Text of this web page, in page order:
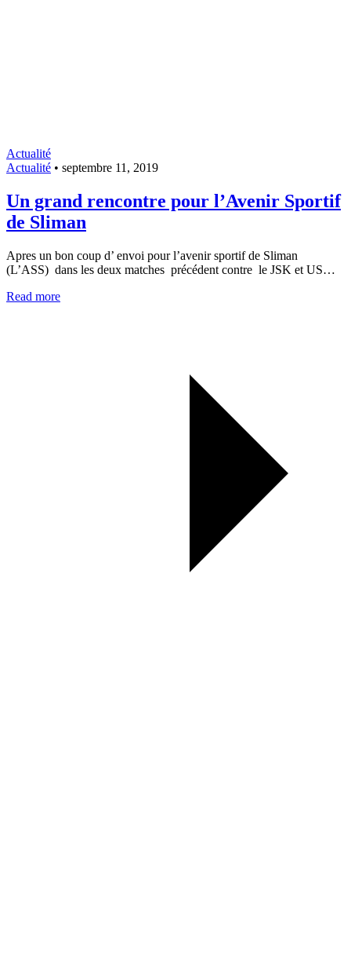
Actualité
Actualité • septembre 11, 2019
Un grand rencontre pour l’Avenir Sportif
de Sliman
Apres un bon coup d’ envoi pour l’avenir sportif de Sliman
(L’ASS) dans les deux matches précédent contre le JSK et US…
Read more